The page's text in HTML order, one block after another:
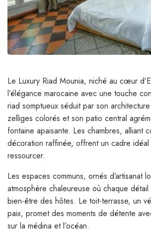
Le Luxury Riad Mounia, niché au cœur
l’élégance marocaine avec une touche
riad somptueux séduit par son
zelliges colorés et son patio central
fontaine apaisante. Les chambres, alliant
décoration raffinée, offrent un cadre
ressourcer.
Les espaces communs, ornés d’artisanat
atmosphère chaleureuse où chaque
bien-être des hôtes. Le toit-terrasse, un
paix, promet des moments de détente
sur la médina et l’océan.